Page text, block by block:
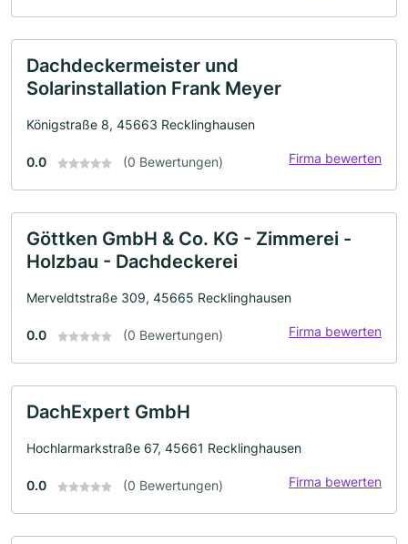
Dachdeckermeister und
Solarinstallation Frank Meyer
Königstraße 8, 45663 Recklinghausen
0.0 (0 Bewertungen) Firma bewerten
Göttken GmbH & Co. KG - Zimmerei -
Holzbau - Dachdeckerei
Merveldtstraße 309, 45665 Recklinghausen
0.0 (0 Bewertungen) Firma bewerten
DachExpert GmbH
Hochlarmarkstraße 67, 45661 Recklinghausen
0.0 (0 Bewertungen) Firma bewerten